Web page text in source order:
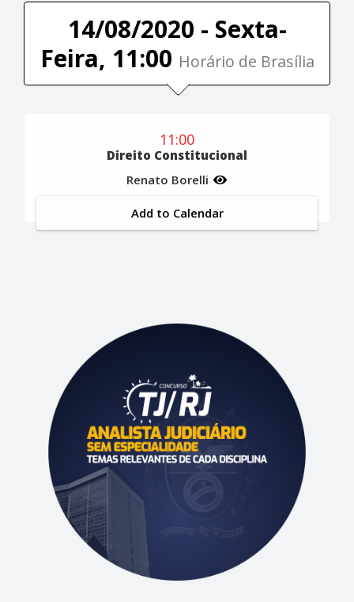
14/08/2020 - Sexta-
Feira, 11:00 Horário de Brasília
11:00
Direito Constitucional
Renato Borelli
Add to Calendar